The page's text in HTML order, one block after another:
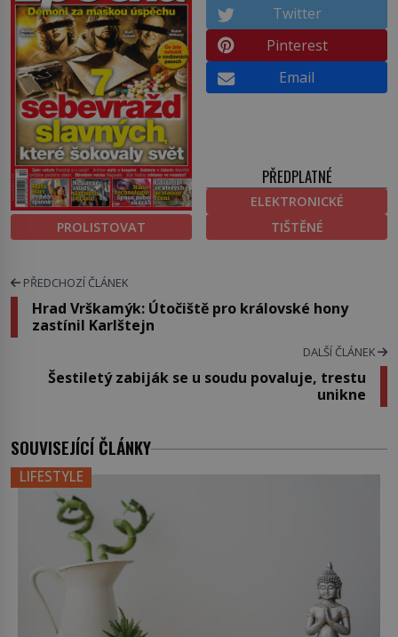
PROLISTOVAT
Twitter
Pinterest
Email
PŘEDPLATNÉ
ELEKTRONICKÉ
TIŠTĚNÉ
PŘEDCHOZÍ ČLÁNEK
Hrad Vrškamýk: Útočiště pro královské hony
zastínil Karlštejn
DALŠÍ ČLÁNEK
Šestiletý zabiják se u soudu povaluje, trestu
unikne
SOUVISEJÍCÍ ČLÁNKY
LIFESTYLE